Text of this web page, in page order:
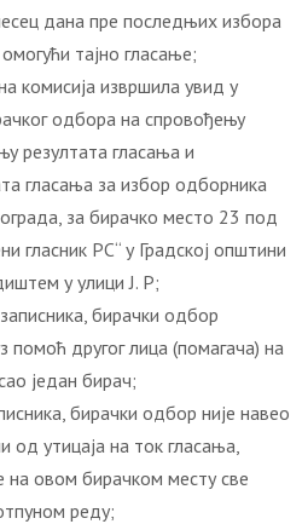
дана пре последњих избора
тајно гласање;
комисија извршила увид у
одбора на спровођењу
резултата гласања и
гласања за избор одборника
за бирачко место 23 под
гласник РС“ у Градској општини
у улици Ј. Р;
бирачки одбор
помоћ другог лица (помагача) на
један бирач;
бирачки одбор није навео
од утицаја на ток гласања,
на овом бирачком месту све
реду;